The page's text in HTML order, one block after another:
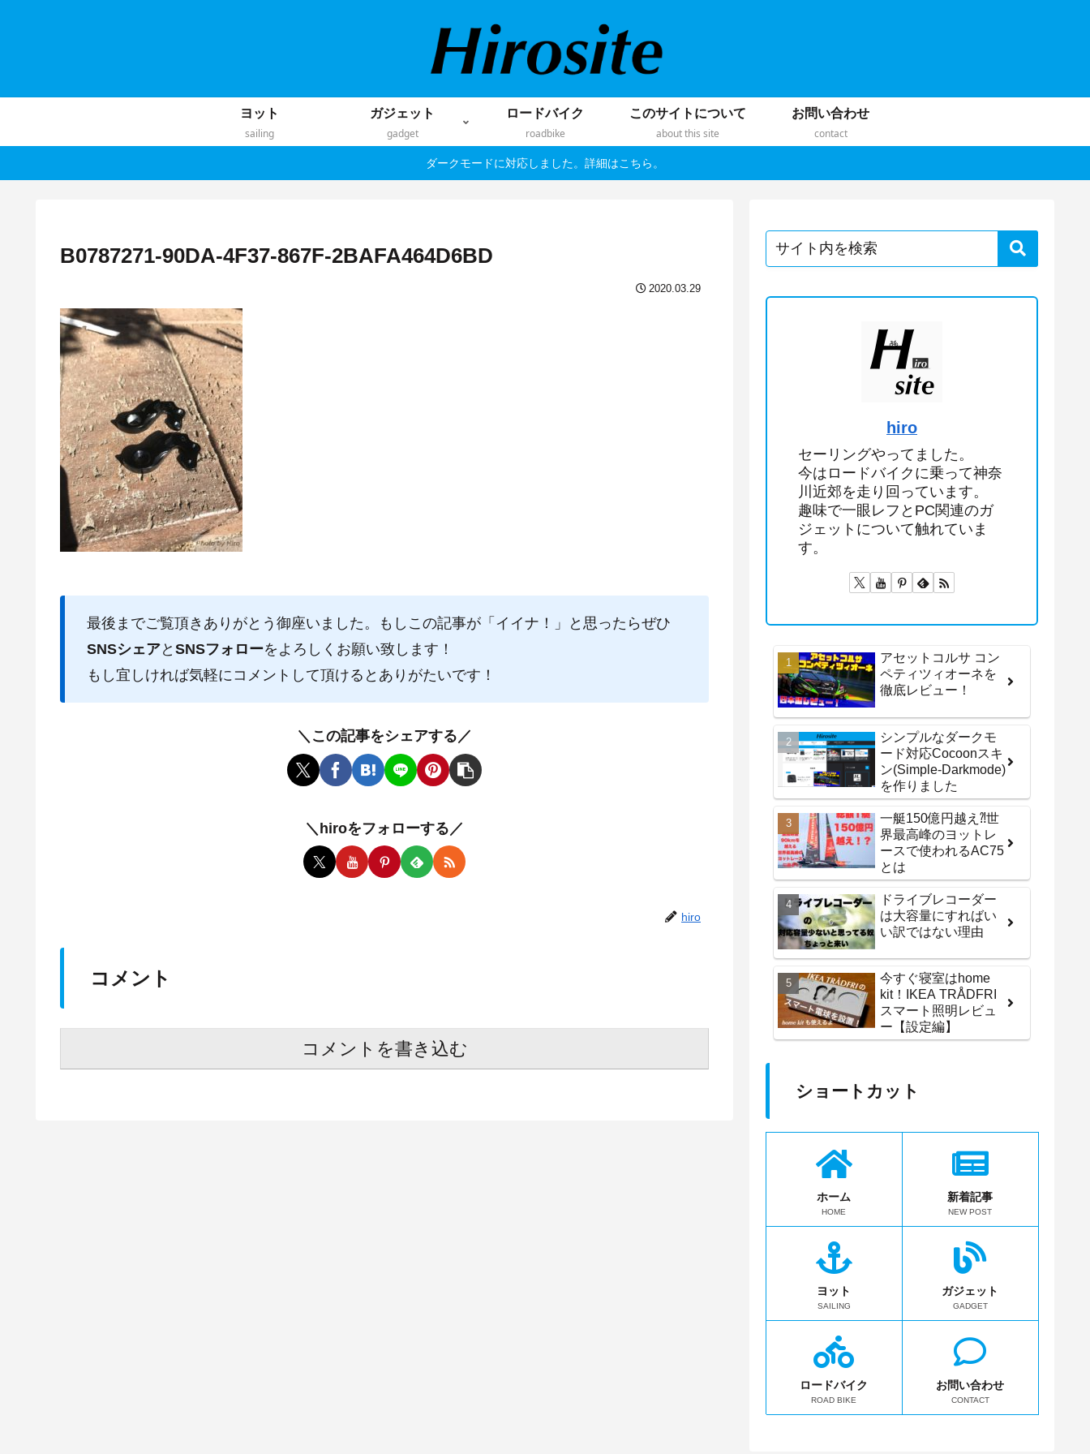
ヨット
sailing
ガジェット
gadget
ロードバイク
roadbike
このサイトについて
about this site
お問い合わせ
contact
ダークモードに対応しました。詳細はこちら。
B0787271-90DA-4F37-867F-2BAFA464D6BD
2020.03.29
最後までご覧頂きありがとう御座いました。もしこの記事が「イイナ！」と思ったらぜひ
SNSシェアと SNSフォローをよろしくお願い致します！
もし宜しければ気軽にコメントして頂けるとありがたいです！
＼この記事をシェアする／
＼hiroをフォローする／
hiro
コメント
コメントを書き込む
hiro
セーリングやってました。
今はロードバイクに乗って神奈
川近郊を走り回っています。
趣味で一眼レフとPC関連のガ
ジェットについて触れていま
す。
アセットコルサ コン
ペティツィオーネを
徹底レビュー！
シンプルなダークモ
ード対応Cocoonスキ
ン(Simple-Darkmode)
を作りました
一艇150億円越え⁈世
界最高峰のヨットレ
ースで使われるAC75
とは
ドライブレコーダー
は大容量にすればい
い訳ではない理由
今すぐ寝室はhome
kit！IKEA TRÅDFRI
スマート照明レビュ
ー【設定編】
ショートカット
ホーム
HOME
新着記事
NEW POST
ヨット
SAILING
ガジェット
GADGET
ロードバイク
ROAD BIKE
お問い合わせ
CONTACT